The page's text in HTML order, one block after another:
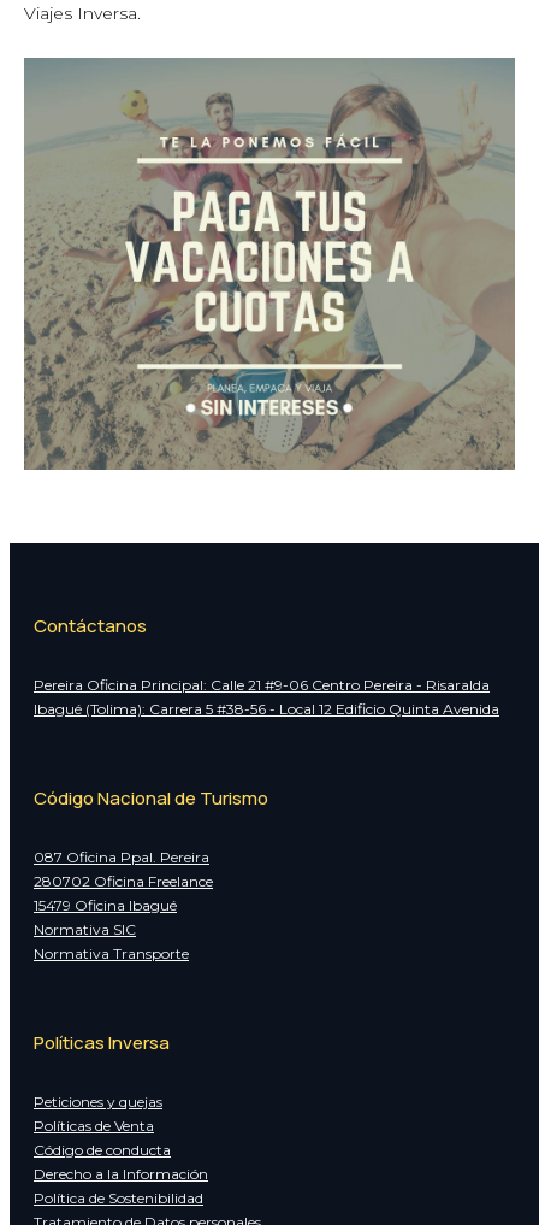
Viajes Inversa.
Contáctanos
Pereira Oficina Principal: Calle 21 #9-06 Centro Pereira - Risaralda
Ibagué (Tolima): Carrera 5 #38-56 - Local 12 Edificio Quinta Avenida
Código Nacional de Turismo
087 Oficina Ppal. Pereira
280702 Oficina Freelance
15479 Oficina Ibagué
Normativa SIC
Normativa Transporte
Políticas Inversa
Peticiones y quejas
Políticas de Venta
Código de conducta
Derecho a la Información
Política de Sostenibilidad